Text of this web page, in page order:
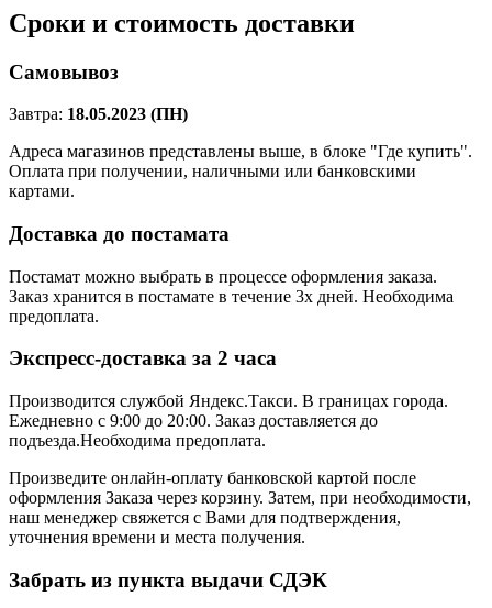
Сроки и стоимость доставки
Самовывоз
Завтра: 18.05.2023 (ПН)
Адреса магазинов представлены выше, в блоке "Где купить".
Оплата при получении, наличными или банковскими
картами.
Доставка до постамата
Постамат можно выбрать в процессе оформления заказа.
Заказ хранится в постамате в течение 3х дней. Необходима
предоплата.
Экспресс-доставка за 2 часa
Производится службой Яндекс.Такси. В границах города.
Ежедневно с 9:00 до 20:00. Заказ доставляется до
подъезда.Необходима предоплата.
Произведите онлайн-оплату банковской картой после
оформления Заказа через корзину. Затем, при необходимости,
наш менеджер свяжется с Вами для подтверждения,
уточнения времени и места получения.
Забрать из пункта выдачи СДЭК